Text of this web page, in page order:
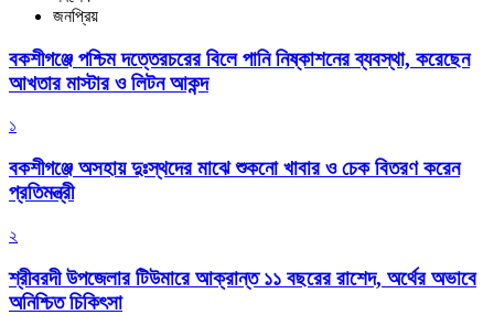
জনপ্রিয়
বকশীগঞ্জে পশ্চিম দত্তেরচরের বিলে পানি নিষ্কাশনের ব্যবস্থা, করেছেন
আখতার মাস্টার ও লিটন আকন্দ
১
বকশীগঞ্জে অসহায় দুঃস্থদের মাঝে শুকনো খাবার ও চেক বিতরণ করেন
প্রতিমন্ত্রী
২
শ্রীবরদী উপজেলার টিউমারে আক্রান্ত ১১ বছরের রাশেদ, অর্থের অভাবে
অনিশ্চিত চিকিৎসা